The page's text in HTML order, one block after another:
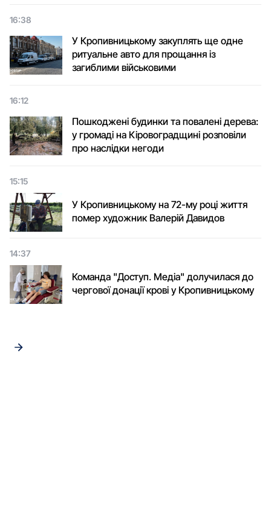
16:38
У Кропивницькому закуплять ще одне
ритуальне авто для прощання із
загиблими військовими
16:12
Пошкоджені будинки та повалені дерева:
у громаді на Кіровоградщині розповіли
про наслідки негоди
15:15
У Кропивницькому на 72-му році життя
помер художник Валерій Давидов
14:37
Команда "Доступ. Медіа" долучилася до
чергової донації крові у Кропивницькому